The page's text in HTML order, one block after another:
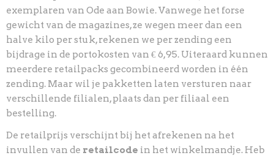
exemplaren van Ode aan Bowie. Vanwege het forse
gewicht van de magazines, ze wegen meer dan een
halve kilo per stuk, rekenen we per zending een
bijdrage in de portokosten van € 6,95. Uiteraard kunnen
meerdere retailpacks gecombineerd worden in één
zending. Maar wil je pakketten laten versturen naar
verschillende filialen, plaats dan per filiaal een
bestelling.
De retailprijs verschijnt bij het afrekenen na het
invullen van de retailcode in het winkelmandje. Heb